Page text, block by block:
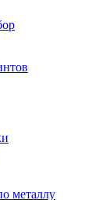
металлу